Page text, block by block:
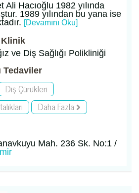
Ali Hacıoğlu 1982 yılında
1989 yılından bu yana ise
[Devamını Oku]
Klinik
ve Diş Sağlığı Polikliniği
Tedaviler
Diş Çürükleri
Daha Fazla
Mah. 236 Sk. No:1 /